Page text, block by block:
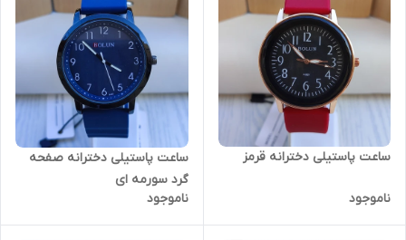
ساعت پاستیلی دخترانه قرمز
ناموجود
ساعت پاستیلی دخترانه صفحه
گرد سورمه ای
ناموجود